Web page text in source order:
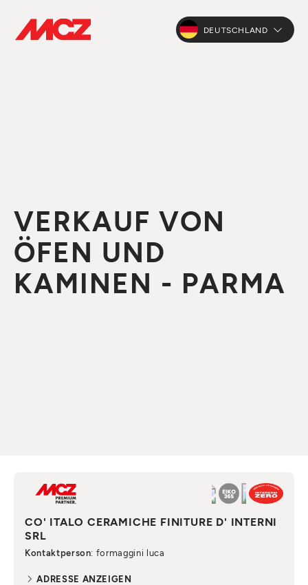
DEUTSCHLAND
VERKAUF VON
ÖFEN UND
KAMINEN - PARMA
CO' ITALO CERAMICHE FINITURE D' INTERNI
SRL
Kontaktperson: formaggini luca
ADRESSE ANZEIGEN